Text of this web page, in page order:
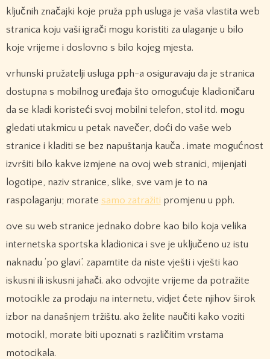
ključnih značajki koje pruža pph usluga je vaša vlastita web
stranica koju vaši igrači mogu koristiti za ulaganje u bilo
koje vrijeme i doslovno s bilo kojeg mjesta.
vrhunski pružatelji usluga pph-a osiguravaju da je stranica
dostupna s mobilnog uređaja što omogućuje kladioničaru
da se kladi koristeći svoj mobilni telefon, stol itd. mogu
gledati utakmicu u petak navečer, doći do vaše web
stranice i kladiti se bez napuštanja kauča . imate mogućnost
izvršiti bilo kakve izmjene na ovoj web stranici, mijenjati
logotipe, naziv stranice, slike, sve vam je to na
raspolaganju; morate samo zatražiti promjenu u pph.
ove su web stranice jednako dobre kao bilo koja velika
internetska sportska kladionica i sve je uključeno uz istu
naknadu ‘po glavi’. zapamtite da niste vješti i vješti kao
iskusni ili iskusni jahači. ako odvojite vrijeme da potražite
motocikle za prodaju na internetu, vidjet ćete njihov širok
izbor na današnjem tržištu. ako želite naučiti kako voziti
motocikl, morate biti upoznati s različitim vrstama
motocikala.